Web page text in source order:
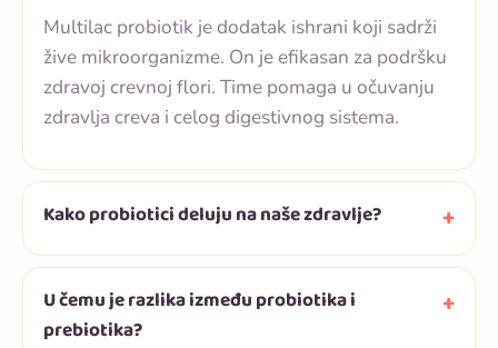
Multilac probiotik je dodatak ishrani koji sadrži
žive mikroorganizme. On je efikasan za podršku
zdravoj crevnoj flori. Time pomaga u očuvanju
zdravlja creva i celog digestivnog sistema.
Kako probiotici deluju na naše zdravlje?
U čemu je razlika između probiotika i
prebiotika?